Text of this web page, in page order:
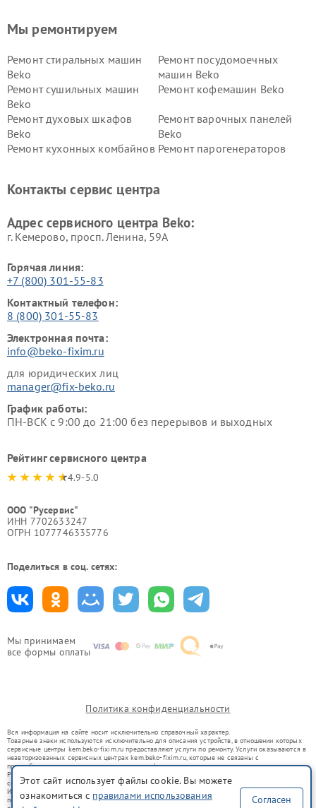
Мы принимаем
все формы оплаты
Мы ремонтируем
Ремонт стиральных машин
Beko
Ремонт посудомоечных
машин Beko
Ремонт сушильных машин
Beko
Ремонт кофемашин Beko
Ремонт духовых шкафов
Beko
Ремонт варочных панелей
Beko
Ремонт кухонных комбайнов Ремонт парогенераторов
Ремонт холодильников Beko Ремонт морозильных камер
Контакты сервис центра
Адрес сервисного центра Beko:
г. Кемерово, просп. Ленина, 59А
Горячая линия:
+7 (800) 301-55-83
Контактный телефон:
8 (800) 301-55-83
Электронная почта:
info@beko-fixim.ru
для юридических лиц
manager@fix-beko.ru
График работы:
ПН-ВСК с 9:00 до 21:00 без перерывов и выходных
Рейтинг сервисного центра
4.9-5.0
ООО "Русервис"
ИНН 7702633247
ОГРН 1077746335776
Поделиться в соц. сетях:
Политика конфиденциальности
Вся информация на сайте носит исключительно справочный характер.
Товарные знаки используются исключительно для описания устройств, в отношении которых
сервисные центры kem.beko-fixim.ru предоставляют услуги по ремонту. Услуги оказываются в
неавторизованных сервисных центрах kem.beko-fixim.ru, которые не связаны с
правообладателями товарных знаков или их официальными представителями.
Ремонт осуществляется для устройств, уже введенных в гражданский оборот в соответствии
со статьей 1487 ГК РФ.
Использование товарных знаков не преследует цели индивидуализации услуг или введения
потребителей в заблуждение, а служит для информирования о предоставляемых услугах по
Этот сайт использует файлы cookie. Вы можете
ознакомиться с правилами использования
Согласен